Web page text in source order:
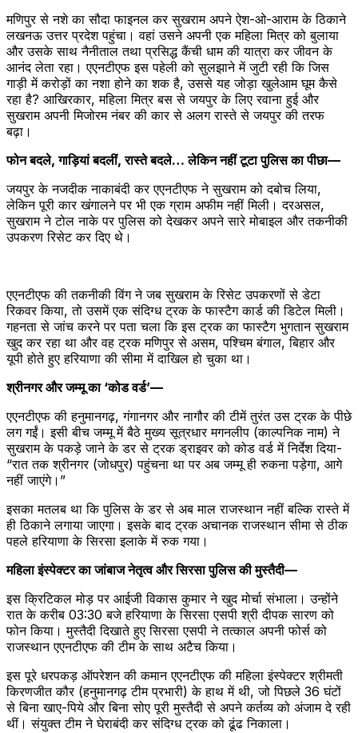
मणिपुर से नशे का सौदा फाइनल कर सुखराम अपने ऐश-ओ-आराम के ठिकाने
लखनऊ उत्तर प्रदेश पहुंचा। वहां उसने अपनी एक महिला मित्र को बुलाया
और उसके साथ नैनीताल तथा प्रसिद्ध कैंची धाम की यात्रा कर जीवन के
आनंद लेता रहा। एएनटीएफ इस पहेली को सुलझाने में जुटी रही कि जिस
गाड़ी में करोड़ों का नशा होने का शक है, उससे यह जोड़ा खुलेआम घूम कैसे
रहा है? आखिरकार, महिला मित्र बस से जयपुर के लिए रवाना हुई और
सुखराम अपनी मिजोरम नंबर की कार से अलग रास्ते से जयपुर की तरफ
बढ़ा।
फोन बदले, गाड़ियां बदलीं, रास्ते बदले… लेकिन नहीं टूटा पुलिस का पीछा—
जयपुर के नजदीक नाकाबंदी कर एएनटीएफ ने सुखराम को दबोच लिया,
लेकिन पूरी कार खंगालने पर भी एक ग्राम अफीम नहीं मिली। दरअसल,
सुखराम ने टोल नाके पर पुलिस को देखकर अपने सारे मोबाइल और तकनीकी
उपकरण रिसेट कर दिए थे।
एएनटीएफ की तकनीकी विंग ने जब सुखराम के रिसेट उपकरणों से डेटा
रिकवर किया, तो उसमें एक संदिग्ध ट्रक के फास्टैग कार्ड की डिटेल मिली।
गहनता से जांच करने पर पता चला कि इस ट्रक का फास्टैग भुगतान सुखराम
खुद कर रहा था और वह ट्रक मणिपुर से असम, पश्चिम बंगाल, बिहार और
यूपी होते हुए हरियाणा की सीमा में दाखिल हो चुका था।
श्रीनगर और जम्मू का ‘कोड वर्ड’—
एएनटीएफ की हनुमानगढ़, गंगानगर और नागौर की टीमें तुरंत उस ट्रक के पीछे
लग गईं। इसी बीच जम्मू में बैठे मुख्य सूत्रधार मगनलीप (काल्पनिक नाम) ने
सुखराम के पकड़े जाने के डर से ट्रक ड्राइवर को कोड वर्ड में निर्देश दिया-
“रात तक श्रीनगर (जोधपुर) पहुंचना था पर अब जम्मू ही रुकना पड़ेगा, आगे
नहीं जाएंगे।”
इसका मतलब था कि पुलिस के डर से अब माल राजस्थान नहीं बल्कि रास्ते में
ही ठिकाने लगाया जाएगा। इसके बाद ट्रक अचानक राजस्थान सीमा से ठीक
पहले हरियाणा के सिरसा इलाके में रुक गया।
महिला इंस्पेक्टर का जांबाज नेतृत्व और सिरसा पुलिस की मुस्तैदी—
इस क्रिटिकल मोड़ पर आईजी विकास कुमार ने खुद मोर्चा संभाला। उन्होंने
रात के करीब 03:30 बजे हरियाणा के सिरसा एसपी श्री दीपक सारण को
फोन किया। मुस्तैदी दिखाते हुए सिरसा एसपी ने तत्काल अपनी फोर्स को
राजस्थान एएनटीएफ की टीम के साथ अटैच किया।
इस पूरे धरपकड़ ऑपरेशन की कमान एएनटीएफ की महिला इंस्पेक्टर श्रीमती
किरणजीत कौर (हनुमानगढ़ टीम प्रभारी) के हाथ में थी, जो पिछले 36 घंटों
से बिना खाए-पिये और बिना सोए पूरी मुस्तैदी से अपने कर्तव्य को अंजाम दे रही
थीं। संयुक्त टीम ने घेराबंदी कर संदिग्ध ट्रक को ढूंढ निकाला।